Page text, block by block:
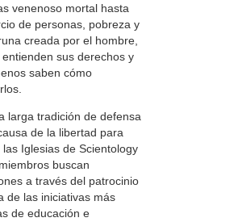
venenoso mortal hasta
de personas, pobreza y
creada por el hombre,
entienden sus derechos y
saben cómo
larga tradición de defensa
de la libertad para
las Iglesias de Scientology
buscan
a través del patrocinio
de las iniciativas más
de educación e